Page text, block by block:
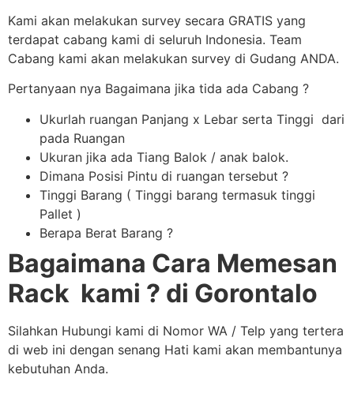
Kami akan melakukan survey secara GRATIS yang
terdapat cabang kami di seluruh Indonesia. Team
Cabang kami akan melakukan survey di Gudang ANDA.
Pertanyaan nya Bagaimana jika tida ada Cabang ?
Ukurlah ruangan Panjang x Lebar serta Tinggi dari
pada Ruangan
Ukuran jika ada Tiang Balok / anak balok.
Dimana Posisi Pintu di ruangan tersebut ?
Tinggi Barang ( Tinggi barang termasuk tinggi
Pallet )
Berapa Berat Barang ?
Bagaimana Cara Memesan
Rack kami ? di Gorontalo
Silahkan Hubungi kami di Nomor WA / Telp yang tertera
di web ini dengan senang Hati kami akan membantunya
kebutuhan Anda.